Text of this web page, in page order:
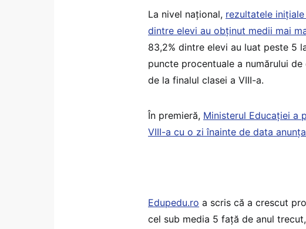
La nivel național, rezultatele
dintre elevi au obținut medii mai
83,2% dintre elevi au luat peste 5
puncte procentuale a numărului
de la finalul clasei a VIII-a.
În premieră, Ministerul Educației a
VIII-a cu o zi înainte de data
Edupedu.ro a scris că a crescut
cel sub media 5 față de anul